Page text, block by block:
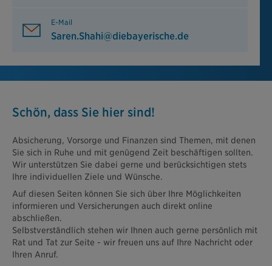
E-Mail
Saren.Shahi@diebayerische.de
Schön, dass Sie hier sind!
Absicherung, Vorsorge und Finanzen sind Themen, mit denen
Sie sich in Ruhe und mit genügend Zeit beschäftigen sollten.
Wir unterstützen Sie dabei gerne und berücksichtigen stets
Ihre individuellen Ziele und Wünsche.
Auf diesen Seiten können Sie sich über Ihre Möglichkeiten
informieren und Versicherungen auch direkt online
abschließen.
Selbstverständlich stehen wir Ihnen auch gerne persönlich mit
Rat und Tat zur Seite - wir freuen uns auf Ihre Nachricht oder
Ihren Anruf.